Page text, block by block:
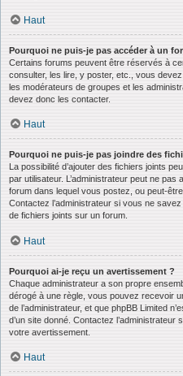
Haut
Pourquoi ne puis-je pas accéder à un
Certains forums peuvent être réservés à
consulter, les lire, y poster, etc., vous
les modérateurs de groupes et les
devez donc les contacter.
Haut
Pourquoi ne puis-je pas joindre des
La possibilité d’ajouter des fichiers joints
par utilisateur. L’administrateur peut ne pas
forum dans lequel vous postez, ou peut-
Contactez l’administrateur si vous ne
de fichiers joints sur un forum.
Haut
Pourquoi ai-je reçu un avertissement ?
Chaque administrateur a son propre
dérogé à une règle, vous pouvez recevoir
de l’administrateur, et que phpBB Limited
d’un site donné. Contactez
votre avertissement.
Haut